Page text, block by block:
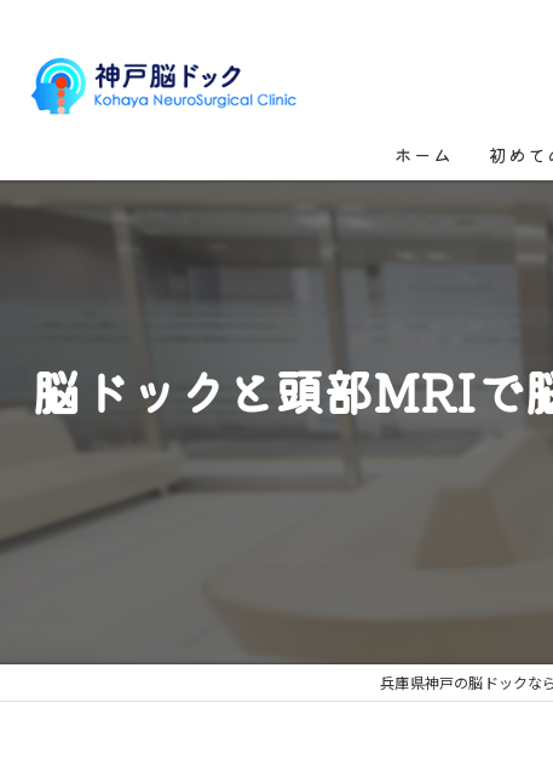
ホーム 初めて
脳ドックと頭部MRIで
兵庫県神戸の脳ドックな